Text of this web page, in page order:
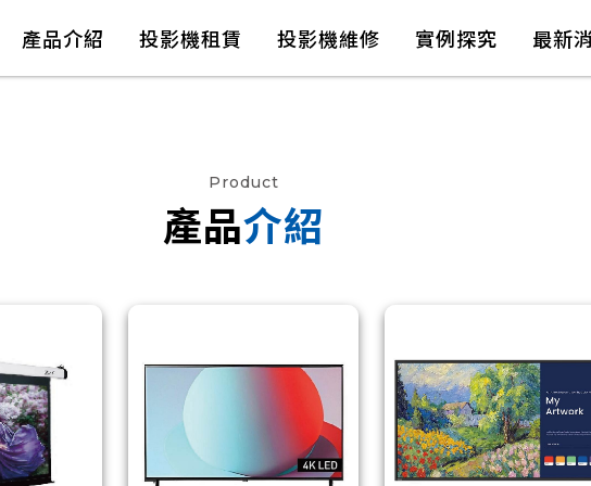
產品介紹 投影機租賃 投影機維修 實例探究 最新
Product
產品介紹